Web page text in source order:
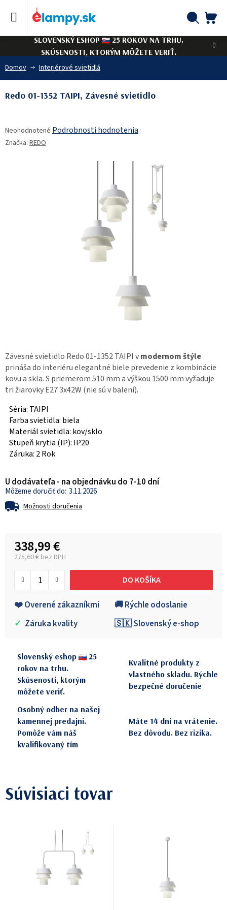
SLOVENSKÝ ESHOP
25 ROKOV NA TRHU.
SKÚSENOSTI, KTORÝM MÔŽETE VERIŤ.
Domov Interiérové svietidlá
Závesné svietidlo Redo 01-1352 TAIPI vmodernom štýle
prináša do interiéru elegantné biele prevedenie z kombinácie
kovu a skla. S priemerom 510 mm a výškou 1500 mm vyžaduje
tri žiarovky E27 3x42W (nie sú v balení).
Séria: TAIPI
Farba svietidla: biela
Materiál svietidla: kov/sklo
Stupeň krytia (IP): IP20
Záruka: 2 Rok
U dodávateľa - na objednávku do 7-10 dní
3.11.2026
Možnosti doručenia
338,99 €
275,60 € bez DPH
DO KOŠÍKA
❤️ Overené zákazníkmi
🚚 Rýchle odoslanie
✓ Záruka kvality 🇸🇰 Slovenský e-shop
Redo 01-1352 TAIPI, Závesné svietidlo
hodnotenie
produktu
Neohodnotené Podrobnosti hodnotenia
Značka: REDO
Slovenský eshop
25
rokov na trhu.
Skúsenosti, ktorým
môžete veriť.
Kvalitné produkty z
vlastného skladu. Rýchle
bezpečné doručenie
Osobný odber na našej
kamennej predajni.
Pomôže vám náš
kvalifikovaný tím
Máte 14 dní na vrátenie.
Bez dôvodu. Bez rizika.
Súvisiaci tovar